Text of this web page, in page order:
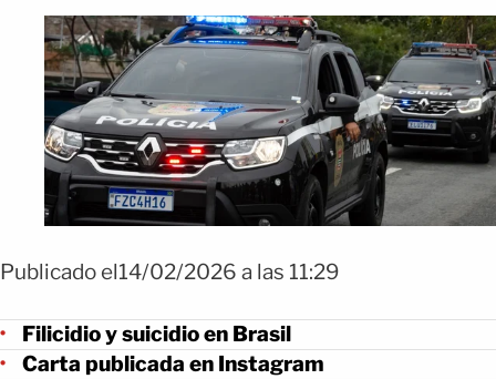
Publicado el14/02/2026 a las 11:29
Filicidio y suicidio en Brasil
Carta publicada en Instagram